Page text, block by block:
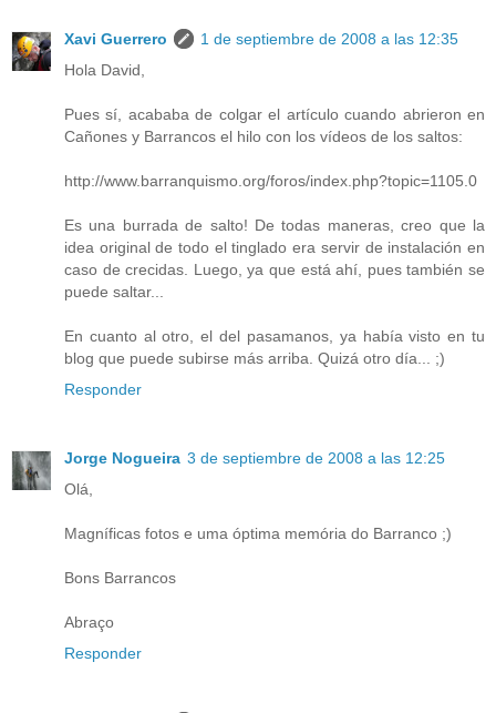
Xavi Guerrero
1 de septiembre de 2008 a las 12:35
Hola David,
Pues sí, acababa de colgar el artículo cuando abrieron en
Cañones y Barrancos el hilo con los vídeos de los saltos:
http://www.barranquismo.org/foros/index.php?topic=1105.0
Es una burrada de salto! De todas maneras, creo que la
idea original de todo el tinglado era servir de instalación en
caso de crecidas. Luego, ya que está ahí, pues también se
puede saltar...
En cuanto al otro, el del pasamanos, ya había visto en tu
blog que puede subirse más arriba. Quizá otro día... ;)
Responder
Jorge Nogueira 3 de septiembre de 2008 a las 12:25
Olá,
Magníficas fotos e uma óptima memória do Barranco ;)
Bons Barrancos
Abraço
Responder